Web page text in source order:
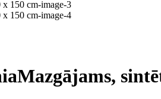
Mazgājams,